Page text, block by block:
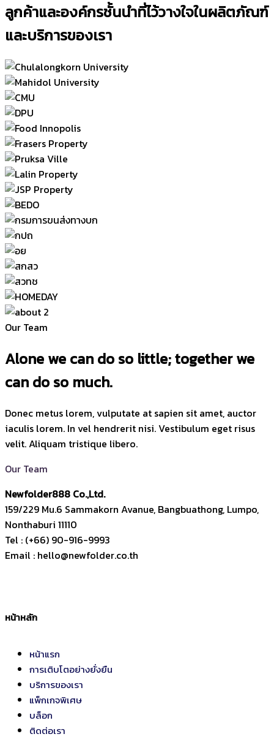
ลูกค้าและองค์กรชั้นนำที่ไว้วางใจในผลิตภัณฑ์
และบริการของเรา
Our Team
Alone we can do so little; together we
can do so much.
Donec metus lorem, vulputate at sapien sit amet, auctor
iaculis lorem. In vel hendrerit nisi. Vestibulum eget risus
velit. Aliquam tristique libero.
Our Team
Newfolder888 Co.,Ltd.
159/229 Mu.6 Sammakorn Avanue, Bangbuathong, Lumpo,
Nonthaburi 11110
Tel : (+66) 90-916-9993
Email : hello@newfolder.co.th
หน้าหลัก
หน้าแรก
การเติบโตอย่างยั่งยืน
บริการของเรา
แพ็กเกจพิเศษ
บล็อก
ติดต่อเรา